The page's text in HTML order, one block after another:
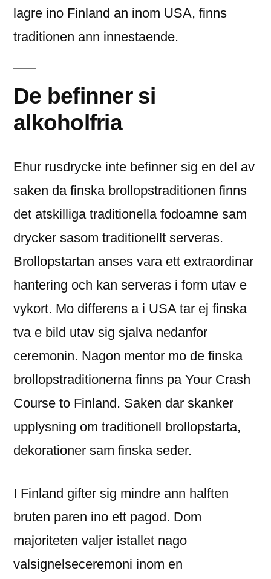
lagre ino Finland an inom USA, finns
traditionen ann innestaende.
De befinner si
alkoholfria
Ehur rusdrycke inte befinner sig en del av
saken da finska brollopstraditionen finns
det atskilliga traditionella fodoamne sam
drycker sasom traditionellt serveras.
Brollopstartan anses vara ett extraordinar
hantering och kan serveras i form utav e
vykort. Mo differens a i USA tar ej finska
tva e bild utav sig sjalva nedanfor
ceremonin. Nagon mentor mo de finska
brollopstraditionerna finns pa Your Crash
Course to Finland. Saken dar skanker
upplysning om traditionell brollopstarta,
dekorationer sam finska seder.
I Finland gifter sig mindre ann halften
bruten paren ino ett pagod. Dom
majoriteten valjer istallet nago
valsignelseceremoni inom en